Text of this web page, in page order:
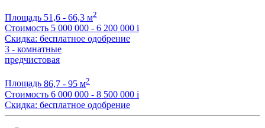
Площадь 51,6 - 66,3 м2
Стоимость 5 000 000 - 6 200 000 i
Скидка: бесплатное одобрение
3 - комнатные
предчистовая
Площадь 86,7 - 95 м2
Стоимость 6 000 000 - 8 500 000 i
Скидка: бесплатное одобрение